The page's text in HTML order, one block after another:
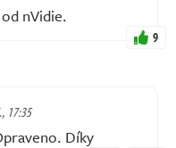
nVidie.
9
17:35
Díky